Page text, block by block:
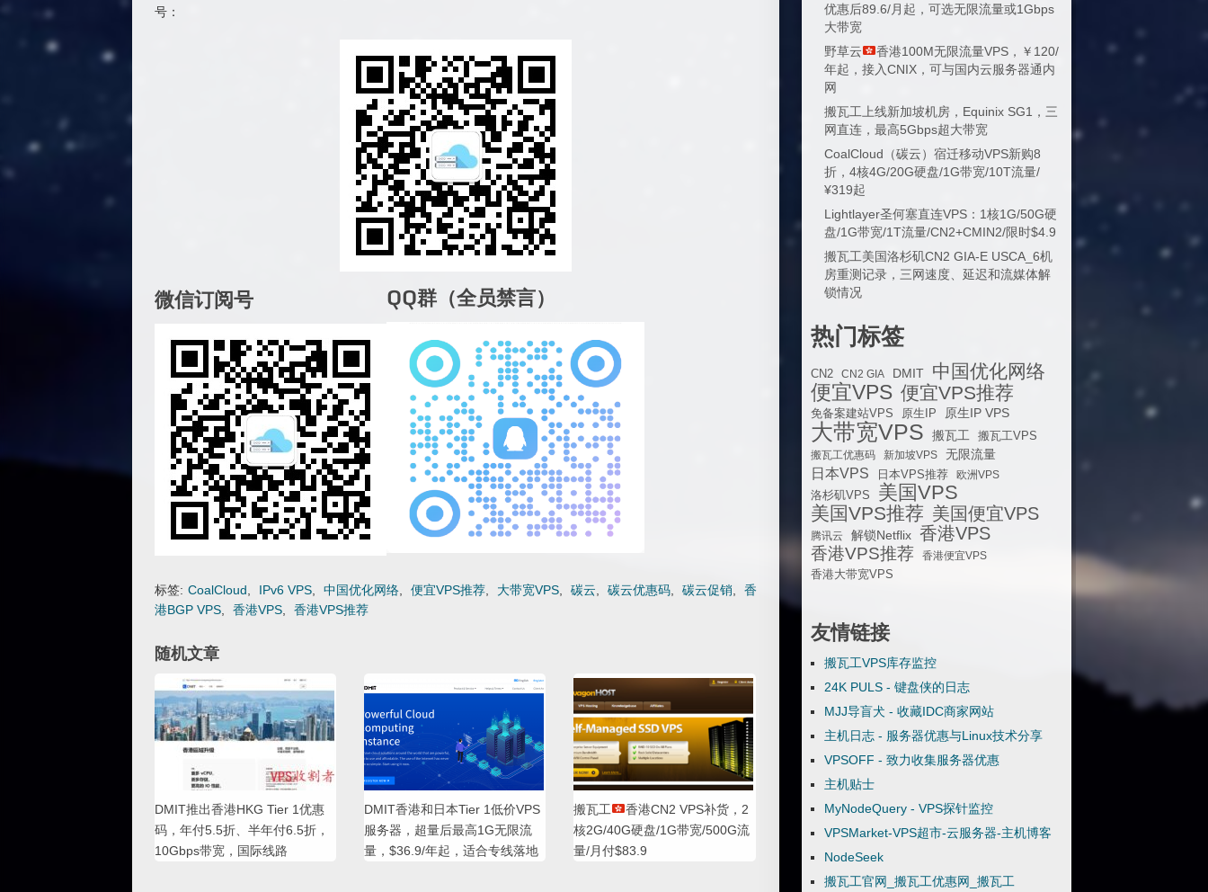
号：
微信订阅号 QQ群（全员禁言）
标签: CoalCloud IPv6 VPS 中国优化网络 便宜VPS推荐 大带宽VPS 碳云 碳云优惠码 碳云促销
香
港BGP VPS
香港VPS 香港VPS推荐
随机文章
DMIT推出香港HKG Tier 1优惠
码，年付5.5折、半年付6.5折，
10Gbps带宽，国际线路
DMIT香港和日本Tier 1低价VPS
服务器，超量后最高1G无限流
量，$36.9/年起，适合专线落地
搬瓦工
香港CN2 VPS补货，2
核2G/40G硬盘/1G带宽/500G流
量/月付$83.9
优惠后89.6/月起，可选无限流量或1Gbps
大带宽
野草云
香港100M无限流量VPS，￥120/
年起，接入CNIX，可与国内云服务器通内
网
搬瓦工上线新加坡机房，Equinix SG1，三
网直连，最高5Gbps超大带宽
CoalCloud（碳云）宿迁移动VPS新购8
折，4核4G/20G硬盘/1G带宽/10T流量/
¥319起
Lightlayer圣何塞直连VPS：1核1G/50G硬
盘/1G带宽/1T流量/CN2+CMIN2/限时$4.9
搬瓦工美国洛杉矶CN2 GIA-E USCA_6机
房重测记录，三网速度、延迟和流媒体解
锁情况
热门标签
CN2 CN2 GIA DMIT 中国优化网络
便宜VPS 便宜VPS推荐
免备案建站VPS 原生IP 原生IP VPS
大带宽VPS 搬瓦工
搬瓦工VPS
搬瓦工优惠码
新加坡VPS 无限流量
日本VPS 日本VPS推荐
欧洲VPS
洛杉矶VPS
美国VPS
美国VPS推荐 美国便宜VPS
腾讯云 解锁Netflix 香港VPS
香港VPS推荐
香港便宜VPS
香港大带宽VPS
友情链接
搬瓦工VPS库存监控
24K PULS - 键盘侠的日志
MJJ导盲犬 - 收藏IDC商家网站
主机日志 - 服务器优惠与Linux技术分享
VPSOFF - 致力收集服务器优惠
主机贴士
MyNodeQuery - VPS探针监控
VPSMarket-VPS超市-云服务器-主机博客
NodeSeek
搬瓦工官网_搬瓦工优惠网_搬瓦工